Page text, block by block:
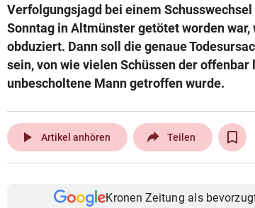
Verfolgungsjagd bei einem
Sonntag in Altmünster getötet worden
obduziert. Dann soll die genaue
sein, von wie vielen Schüssen der offenbar
unbescholtene Mann getroffen wurde.
play_arrow Artikel anhören Teilen
Kronen Zeitung als